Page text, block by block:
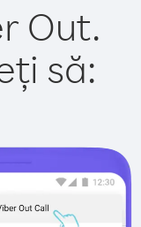
Out.
să: